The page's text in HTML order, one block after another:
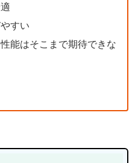
すい
能はそこまで期待できな